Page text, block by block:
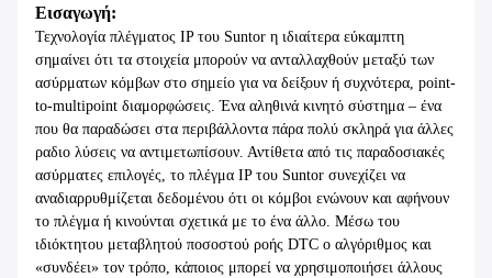
Εισαγωγή:
Τεχνολογία πλέγματος IP του Suntor η ιδιαίτερα εύκαμπτη
σημαίνει ότι τα στοιχεία μπορούν να ανταλλαχθούν μεταξύ των
ασύρματων κόμβων στο σημείο για να δείξουν ή συχνότερα, point-
to-multipoint διαμορφώσεις. Ένα αληθινά κινητό σύστημα – ένα
που θα παραδώσει στα περιβάλλοντα πάρα πολύ σκληρά για άλλες
ραδιο λύσεις να αντιμετωπίσουν. Αντίθετα από τις παραδοσιακές
ασύρματες επιλογές, το πλέγμα IP του Suntor συνεχίζει να
αναδιαρρυθμίζεται δεδομένου ότι οι κόμβοι ενώνουν και αφήνουν
το πλέγμα ή κινούνται σχετικά με το ένα άλλο. Μέσω του
ιδιόκτητου μεταβλητού ποσοστού ροής DTC ο αλγόριθμος και
«συνδέει» τον τρόπο, κάποιος μπορεί να χρησιμοποιήσει άλλους